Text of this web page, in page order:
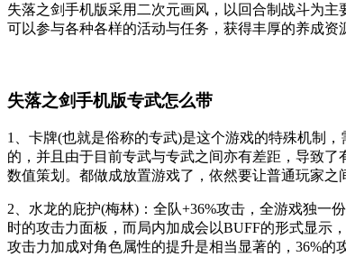
失落之剑手机版采用二次元画风，以回合制战斗为
可以参与各种各样的活动与任务，获得丰厚的养成
失落之剑手机版专武怎么带
1、卡牌(也就是俗称的专武)是这个游戏的特殊机制
的，并且由于目前专武与专武之间亦有差距，导致
数值策划。都做成放置游戏了，依然要让普通玩家之
2、 水龙的庇护(梅林)：全队+36%攻击，全游戏独
时的攻击力面板，而局内加成会以BUFF的形式显示
攻击力加成对角色属性的提升是相当显著的，36%